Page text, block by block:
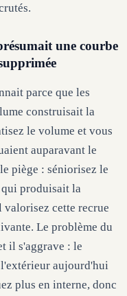
une courbe
parce que les
construisait la
le volume et vous
auparavant le
piège : séniorisez le
qui produisait la
valorisez cette recrue
Le problème du
il s'aggrave : le
aujourd'hui
plus en interne, donc